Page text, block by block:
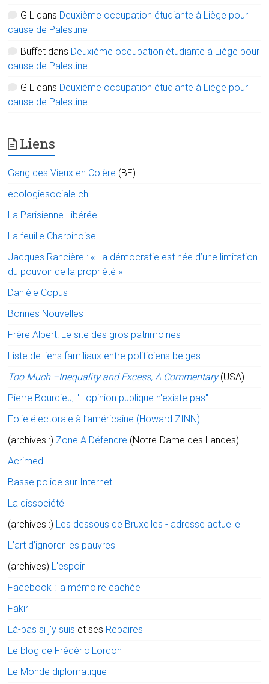
G L dans Deuxième occupation étudiante à Liège pour
cause de Palestine
Buffet dans Deuxième occupation étudiante à Liège pour
cause de Palestine
G L dans Deuxième occupation étudiante à Liège pour
cause de Palestine
Liens
Gang des Vieux en Colère (BE)
ecologiesociale.ch
La Parisienne Libérée
La feuille Charbinoise
Jacques Rancière : « La démocratie est née d’une limitation
du pouvoir de la propriété »
Danièle Copus
Bonnes Nouvelles
Frère Albert: Le site des gros patrimoines
Liste de liens familiaux entre politiciens belges
Too Much –Inequality and Excess, A Commentary (USA)
Pierre Bourdieu, "L'opinion publique n'existe pas"
Folie électorale à l’américaine (Howard ZINN)
(archives :) Zone A Défendre (Notre-Dame des Landes)
Acrimed
Basse police sur Internet
La dissociété
(archives :) Les dessous de Bruxelles - adresse actuelle
L’art d’ignorer les pauvres
(archives) L'espoir
Facebook : la mémoire cachée
Fakir
Là-bas si j'y suis et ses Repaires
Le blog de Frédéric Lordon
Le Monde diplomatique